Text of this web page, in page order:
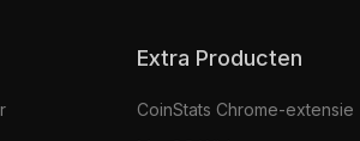
Extra Producten
CoinStats Chrome-extensie